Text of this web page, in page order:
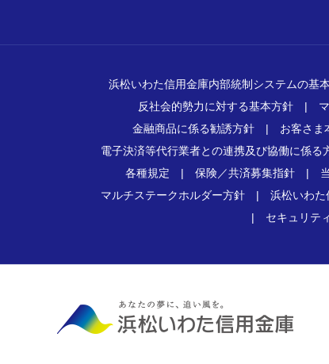
浜松いわた信用金庫内部統制システムの基
反社会的勢力に対する基本方針 |
金融商品に係る勧誘方針 | お客さま
電子決済等代行業者との連携及び協働に係る
各種規定 | 保険／共済募集指針 |
マルチステークホルダー方針 | 浜松いわた
| セキュリテ